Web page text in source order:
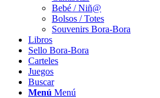
Bebé / Niñ@
Bolsos / Totes
Souvenirs Bora-Bora
Libros
Sello Bora-Bora
Carteles
Juegos
Buscar
Menú Menú